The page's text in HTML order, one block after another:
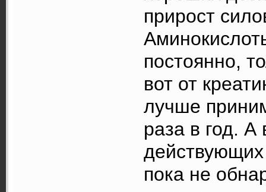
прирост
постоянно,
вот от
лучше
раза в год. А
пока не